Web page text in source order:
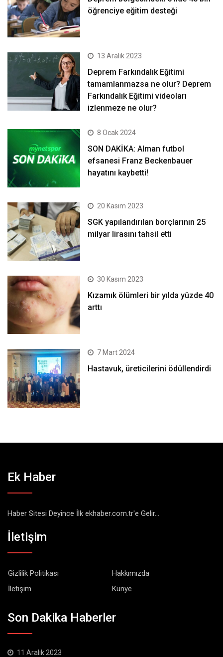
öğrenciye eğitim desteği
13 Aralık 2023
Deprem Farkındalık Eğitimi
tamamlanmazsa ne olur? Deprem
Farkındalık Eğitimi videoları
izlenmeze ne olur?
8 Ocak 2024
SON DAKİKA: Alman futbol
efsanesi Franz Beckenbauer
hayatını kaybetti!
20 Kasım 2023
SGK yapılandırılan borçlarının 25
milyar lirasını tahsil etti
30 Kasım 2023
Kızamık ölümleri bir yılda yüzde 40
arttı
7 Mart 2024
Hastavuk, üreticilerini ödüllendirdi
Ek Haber
Haber Sitesi Deyince İlk ekhaber.com.tr'e Gelir...
İletişim
Gizlilik Politikası
Hakkımızda
İletişim
Künye
Son Dakika Haberler
11 Aralık 2023